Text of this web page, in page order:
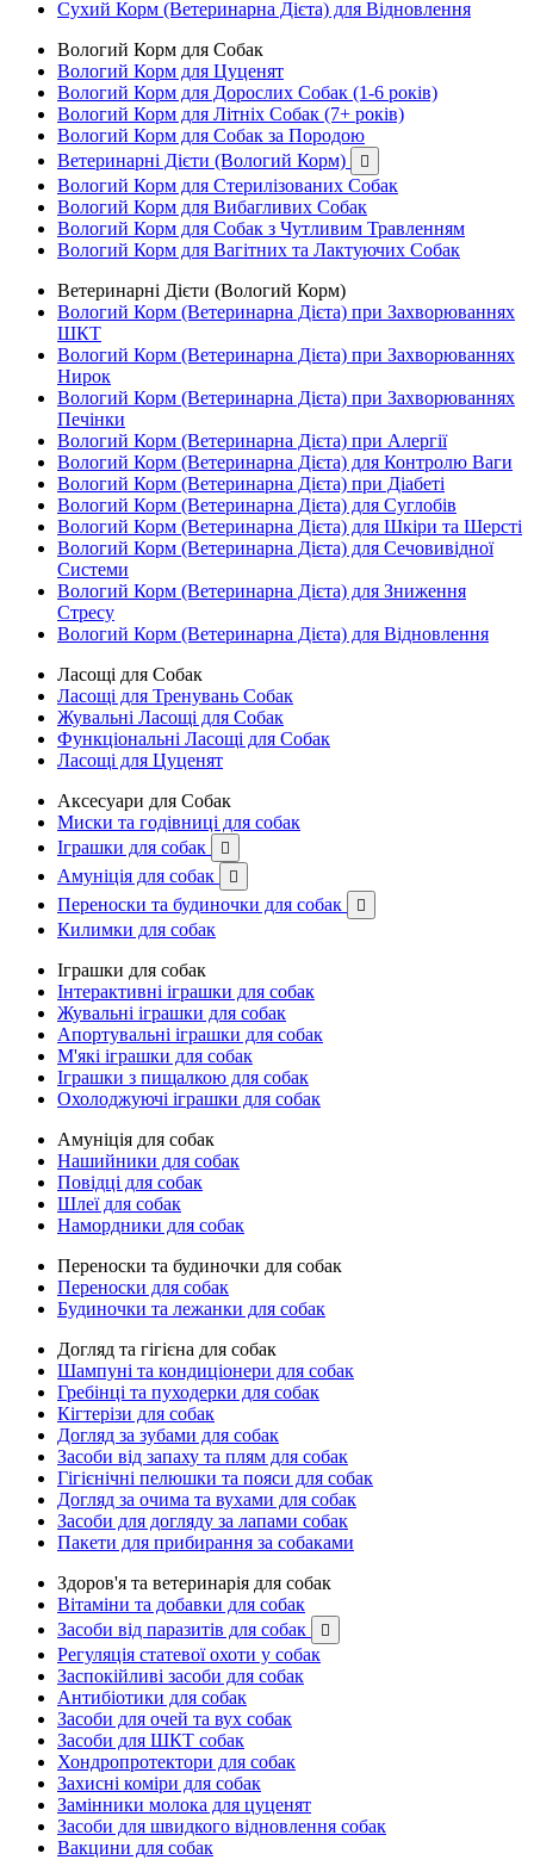
Сухий Корм (Ветеринарна Дієта) для Відновлення
Вологий Корм для Собак
Вологий Корм для Цуценят
Вологий Корм для Дорослих Собак (1-6 років)
Вологий Корм для Літніх Собак (7+ років)
Вологий Корм для Собак за Породою
Ветеринарні Дієти (Вологий Корм)

Вологий Корм для Стерилізованих Собак
Вологий Корм для Вибагливих Собак
Вологий Корм для Собак з Чутливим Травленням
Вологий Корм для Вагітних та Лактуючих Собак
Ветеринарні Дієти (Вологий Корм)
Вологий Корм (Ветеринарна Дієта) при Захворюваннях
ШКТ
Вологий Корм (Ветеринарна Дієта) при Захворюваннях
Нирок
Вологий Корм (Ветеринарна Дієта) при Захворюваннях
Печінки
Вологий Корм (Ветеринарна Дієта) при Алергії
Вологий Корм (Ветеринарна Дієта) для Контролю Ваги
Вологий Корм (Ветеринарна Дієта) при Діабеті
Вологий Корм (Ветеринарна Дієта) для Суглобів
Вологий Корм (Ветеринарна Дієта) для Шкіри та Шерсті
Вологий Корм (Ветеринарна Дієта) для Сечовивідної
Системи
Вологий Корм (Ветеринарна Дієта) для Зниження
Стресу
Вологий Корм (Ветеринарна Дієта) для Відновлення
Ласощі для Собак
Ласощі для Тренувань Собак
Жувальні Ласощі для Собак
Функціональні Ласощі для Собак
Ласощі для Цуценят
Аксесуари для Собак
Миски та годівниці для собак
Іграшки для собак

Амуніція для собак 
Переноски та будиночки для собак 
Килимки для собак
Іграшки для собак
Інтерактивні іграшки для собак
Жувальні іграшки для собак
Апортувальні іграшки для собак
М'які іграшки для собак
Іграшки з пищалкою для собак
Охолоджуючі іграшки для собак
Амуніція для собак
Нашийники для собак
Повідці для собак
Шлеї для собак
Намордники для собак
Переноски та будиночки для собак
Переноски для собак
Будиночки та лежанки для собак
Догляд та гігієна для собак
Шампуні та кондиціонери для собак
Гребінці та пуходерки для собак
Кігтерізи для собак
Догляд за зубами для собак
Засоби від запаху та плям для собак
Гігієнічні пелюшки та пояси для собак
Догляд за очима та вухами для собак
Засоби для догляду за лапами собак
Пакети для прибирання за собаками
Здоров'я та ветеринарія для собак
Вітаміни та добавки для собак
Засоби від паразитів для собак

Регуляція статевої охоти у собак
Заспокійливі засоби для собак
Антибіотики для собак
Засоби для очей та вух собак
Засоби для ШКТ собак
Хондропротектори для собак
Захисні коміри для собак
Замінники молока для цуценят
Засоби для швидкого відновлення собак
Вакцини для собак